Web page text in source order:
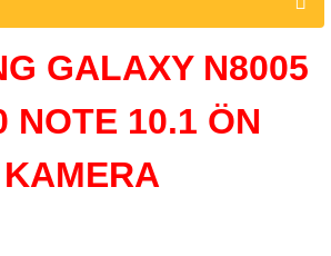
GALAXY N8005
NOTE 10.1 ÖN
KAMERA